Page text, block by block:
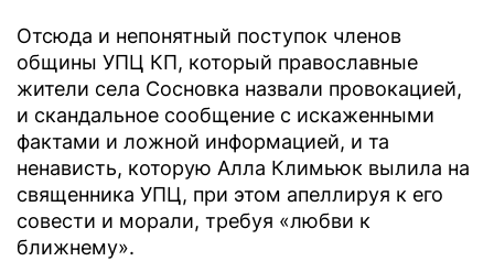
Отсюда и непонятный поступок членов
общины УПЦ КП, который православные
жители села Сосновка назвали провокацией,
и скандальное сообщение с искаженными
фактами и ложной информацией, и та
ненависть, которую Алла Климьюк вылила на
священника УПЦ, при этом апеллируя к его
совести и морали, требуя «любви к
ближнему».